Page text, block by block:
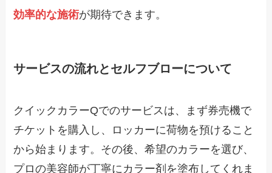
効率的な施術が期待できます。
サービスの流れとセルフブローについて
クイックカラーQでのサービスは、まず券売機で
チケットを購入し、ロッカーに荷物を預けること
から始まります。その後、希望のカラーを選び、
プロの美容師が丁寧にカラー剤を塗布してくれま